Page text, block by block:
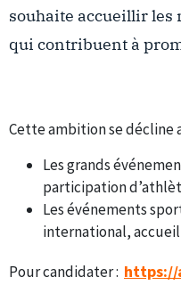
souhaite accueillir
qui contribuent à
Cette ambition se décline
Les grands
participation
Les événements
international,
Pour candidater : https://